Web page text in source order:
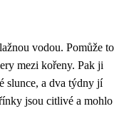
vodou. Pomůže to
mezi kořeny. Pak ji
slunce, a dva týdny jí
jsou citlivé a mohlo